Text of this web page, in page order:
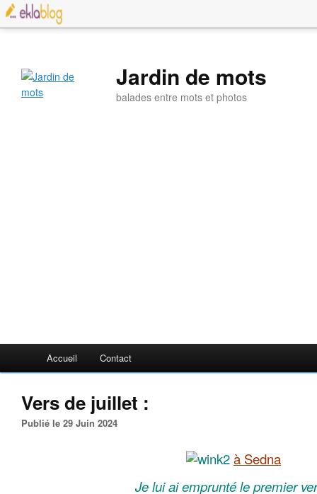
Jardin de mots
balades entre mots et photos
Accueil Contact
Vers de juillet :
Publié le 29 Juin 2024
à Sedna
Je lui ai emprunté le premier